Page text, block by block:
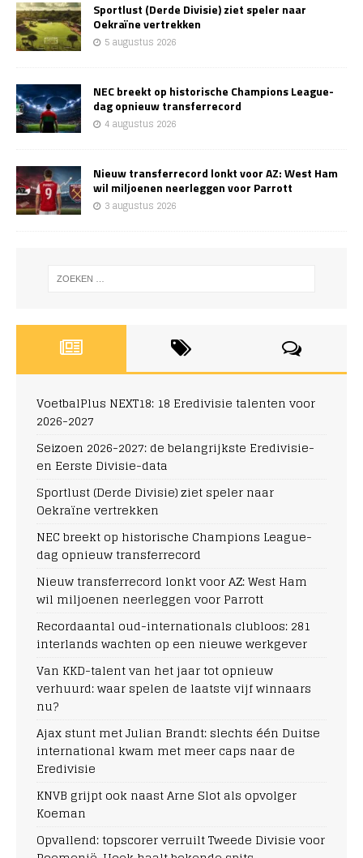
Sportlust (Derde Divisie) ziet speler naar
Oekraïne vertrekken
5 augustus 2026
NEC breekt op historische Champions League-
dag opnieuw transferrecord
4 augustus 2026
Nieuw transferrecord lonkt voor AZ: West Ham
wil miljoenen neerleggen voor Parrott
3 augustus 2026
VoetbalPlus NEXT18: 18 Eredivisie talenten voor
2026-2027
Seizoen 2026-2027: de belangrijkste Eredivisie-
en Eerste Divisie-data
Sportlust (Derde Divisie) ziet speler naar
Oekraïne vertrekken
NEC breekt op historische Champions League-
dag opnieuw transferrecord
Nieuw transferrecord lonkt voor AZ: West Ham
wil miljoenen neerleggen voor Parrott
Recordaantal oud-internationals clubloos: 281
interlands wachten op een nieuwe werkgever
Van KKD-talent van het jaar tot opnieuw
verhuurd: waar spelen de laatste vijf winnaars
nu?
Ajax stunt met Julian Brandt: slechts één Duitse
international kwam met meer caps naar de
Eredivisie
KNVB grijpt ook naast Arne Slot als opvolger
Koeman
Opvallend: topscorer verruilt Tweede Divisie voor